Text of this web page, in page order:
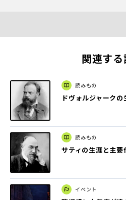
関連す
読みもの
ドヴォルジャークの
読みもの
サティの生涯と主要
イベント